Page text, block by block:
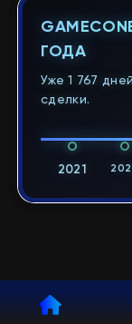
ГОДА
Уже 1 767
сделки.
2021